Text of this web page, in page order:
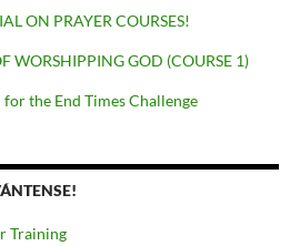
ON PRAYER COURSES!
WORSHIPPING GOD (COURSE 1)
the End Times Challenge
Training